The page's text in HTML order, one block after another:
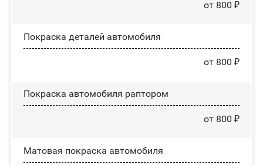
от 800 ₽
Покраска деталей автомобиля
от 800 ₽
Покраска автомобиля раптором
от 800 ₽
Матовая покраска автомобиля